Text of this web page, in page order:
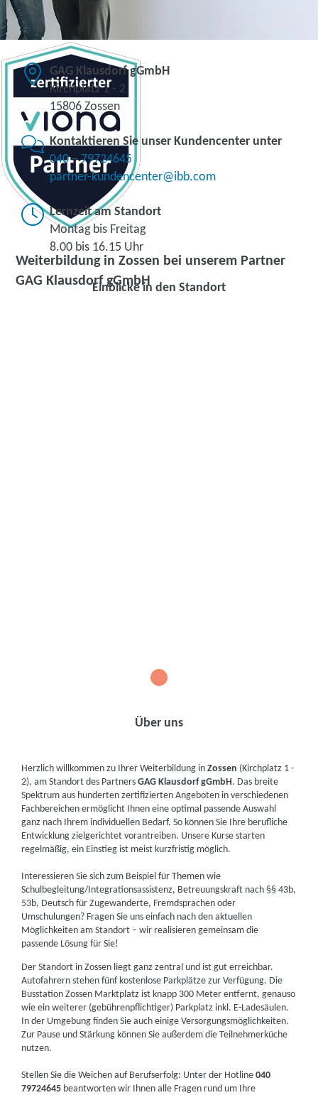
Weiterbildung in Zossen bei unserem Partner
GAG Klausdorf gGmbH
GAG Klausdorf gGmbH
Kirchplatz 1 - 2
15806 Zossen
Kontaktieren Sie unser Kundencenter unter
040 – 79724645
partner-kundencenter@ibb.com
Lernzeit am Standort
Montag bis Freitag
8.00 bis 16.15 Uhr
Einblicke in den Standort
Über uns
Herzlich willkommen zu Ihrer Weiterbildung inZossen (Kirchplatz 1 -
2), am Standort des PartnersGAG Klausdorf gGmbH. Das breite
Spektrum aus hunderten zertifizierten Angeboten in verschiedenen
Fachbereichen ermöglicht Ihnen eine optimal passende Auswahl
ganz nach Ihrem individuellen Bedarf. So können Sie Ihre berufliche
Entwicklung zielgerichtet vorantreiben. Unsere Kurse starten
regelmäßig, ein Einstieg ist meist kurzfristig möglich.
Interessieren Sie sich zum Beispiel für Themen wie
Schulbegleitung/Integrationsassistenz, Betreuungskraft nach §§ 43b,
53b, Deutsch für Zugewanderte, Fremdsprachen oder
Umschulungen? Fragen Sie uns einfach nach den aktuellen
Möglichkeiten am Standort – wir realisieren gemeinsam die
passende Lösung für Sie!
Der Standort in Zossen liegt ganz zentral und ist gut erreichbar.
Autofahrern stehen fünf kostenlose Parkplätze zur Verfügung. Die
Busstation Zossen Marktplatz ist knapp 300 Meter entfernt, genauso
wie ein weiterer (gebührenpflichtiger) Parkplatz inkl. E-Ladesäulen.
In der Umgebung finden Sie auch einige Versorgungsmöglichkeiten.
Zur Pause und Stärkung können Sie außerdem die Teilnehmerküche
nutzen.
Stellen Sie die Weichen auf Berufserfolg: Unter der Hotline040
79724645 beantworten wir Ihnen alle Fragen rund um Ihre